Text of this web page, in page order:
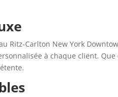
Ritz-Carlton New York
à chaque client.